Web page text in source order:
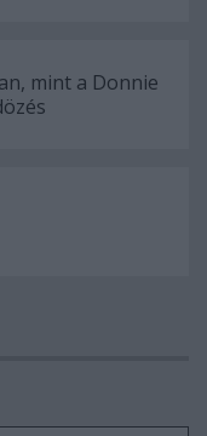
mint a Donnie